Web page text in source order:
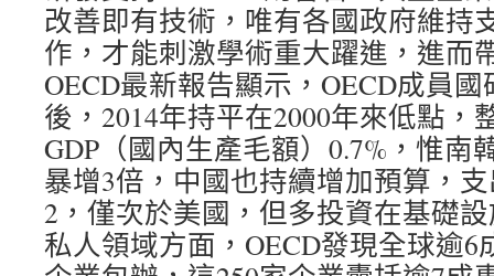
改善即有技術，唯有各國政府維持
作，才能刺激學術重大躍進，進而
OECD最新報告顯示，OECD成員
後，2014年持平在2000年來低點，
GDP（國內生產毛額）0.7%，惟南
暴增3倍，中國也持續增加預算，
2，僅次於美國，但多投資在基礎
私人領域方面，OECD發現全球逾6